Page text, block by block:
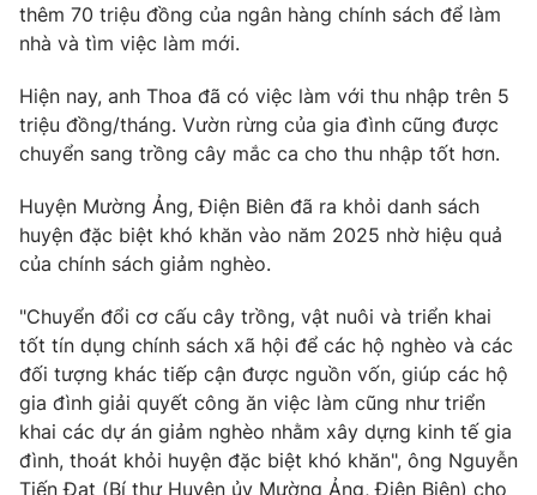
thêm 70 triệu đồng của ngân hàng chính sách để làm
nhà và tìm việc làm mới.
Hiện nay, anh Thoa đã có việc làm với thu nhập trên 5
triệu đồng/tháng. Vườn rừng của gia đình cũng được
chuyển sang trồng cây mắc ca cho thu nhập tốt hơn.
Huyện Mường Ảng, Điện Biên đã ra khỏi danh sách
huyện đặc biệt khó khăn vào năm 2025 nhờ hiệu quả
của chính sách giảm nghèo.
"Chuyển đổi cơ cấu cây trồng, vật nuôi và triển khai
tốt tín dụng chính sách xã hội để các hộ nghèo và các
đối tượng khác tiếp cận được nguồn vốn, giúp các hộ
gia đình giải quyết công ăn việc làm cũng như triển
khai các dự án giảm nghèo nhằm xây dựng kinh tế gia
đình, thoát khỏi huyện đặc biệt khó khăn", ông Nguyễn
Tiến Đạt (Bí thư Huyện ủy Mường Ảng, Điện Biên) cho